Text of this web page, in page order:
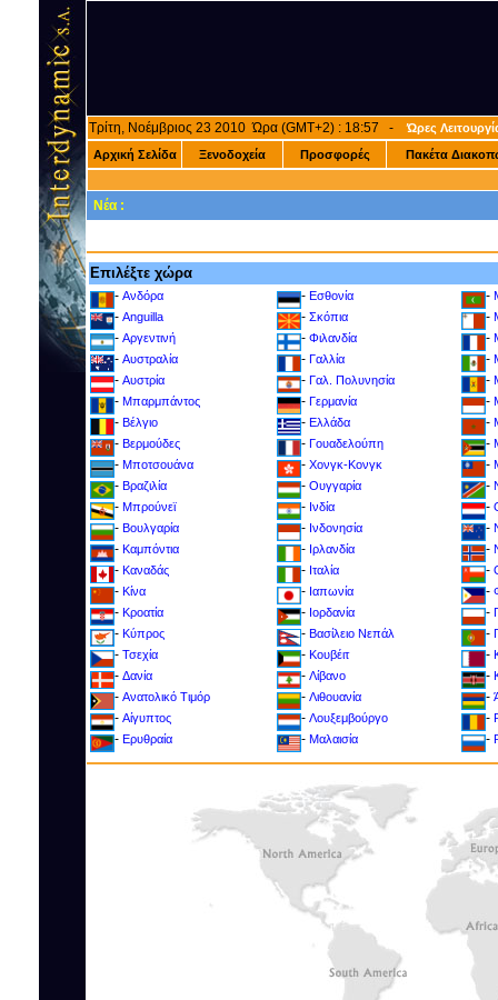
Τρίτη, Νοέμβριος 23 2010 Ώρα (GMT+2) : 18:57 -Ώρες
Αρχική Σελίδα
Ξενοδοχεία Προσφορές Πακέτα
Νέα :
Επιλέξτε χώρα
- Ανδόρα
- Anguilla
- Αργεντινή
- Αυστραλία
- Αυστρία
- Μπαρμπάντος
- Βέλγιο
- Βερμούδες
- Μποτσουάνα
- Βραζιλία
- Μπρούνεϊ
- Βουλγαρία
- Καμπόντια
- Καναδάς
- Κίνα
- Κροατία
- Kύπρος
- Τσεχία
- Δανία
- Ανατολικό Τιμόρ
- Αίγυπτος
- Ερυθραία
- Εσθονία
- Σκόπια
- Φιλανδία
- Γαλλία
- Γαλ. Πολυνησία
- Γερμανία
- Ελλάδα
- Γουαδελούπη
- Χονγκ-Κονγκ
- Ουγγαρία
- Ινδία
- Ινδονησία
- Ιρλανδία
- Ιταλία
- Ιαπωνία
- Ιορδανία
- Βασίλειο Νεπάλ
- Κουβέιτ
- Λίβανο
- Λιθουανία
- Λουξεμβούργο
- Μαλαισία
-
-
-
-
-
-
-
-
-
-
-
-
-
-
-
-
-
-
-
-
-
-